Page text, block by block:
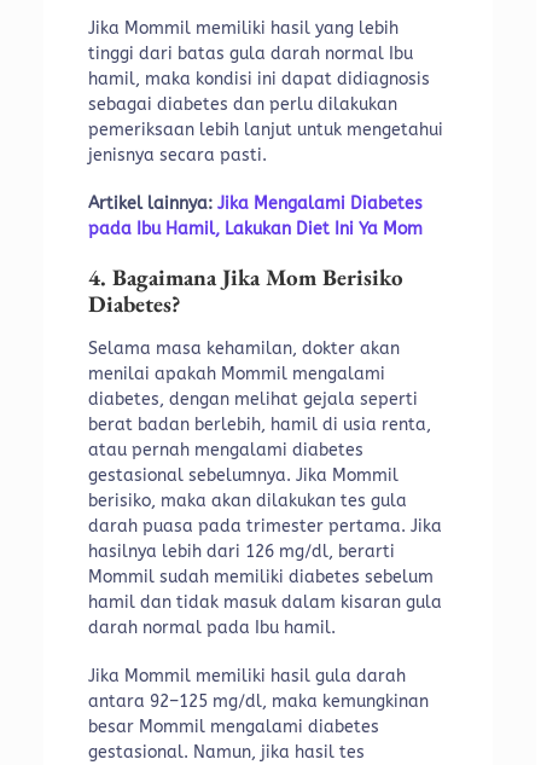
Jika Mommil memiliki hasil yang lebih
tinggi dari batas gula darah normal Ibu
hamil, maka kondisi ini dapat didiagnosis
sebagai diabetes dan perlu dilakukan
pemeriksaan lebih lanjut untuk mengetahui
jenisnya secara pasti.
Artikel lainnya: Jika Mengalami Diabetes
pada Ibu Hamil, Lakukan Diet Ini Ya Mom
4. Bagaimana Jika Mom Berisiko
Diabetes?
Selama masa kehamilan, dokter akan
menilai apakah Mommil mengalami
diabetes, dengan melihat gejala seperti
berat badan berlebih, hamil di usia renta,
atau pernah mengalami diabetes
gestasional sebelumnya. Jika Mommil
berisiko, maka akan dilakukan tes gula
darah puasa pada trimester pertama. Jika
hasilnya lebih dari 126 mg/dl, berarti
Mommil sudah memiliki diabetes sebelum
hamil dan tidak masuk dalam kisaran gula
darah normal pada Ibu hamil.
Jika Mommil memiliki hasil gula darah
antara 92–125 mg/dl, maka kemungkinan
besar Mommil mengalami diabetes
gestasional. Namun, jika hasil tes